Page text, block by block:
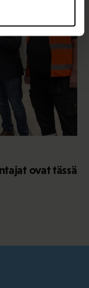
ovat tässä